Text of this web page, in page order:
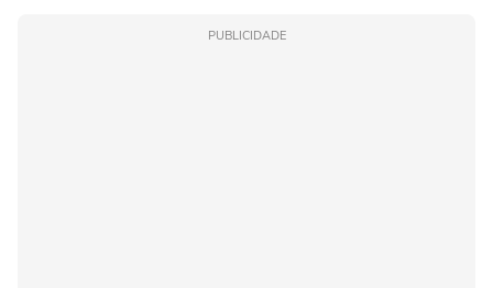
PUBLICIDADE